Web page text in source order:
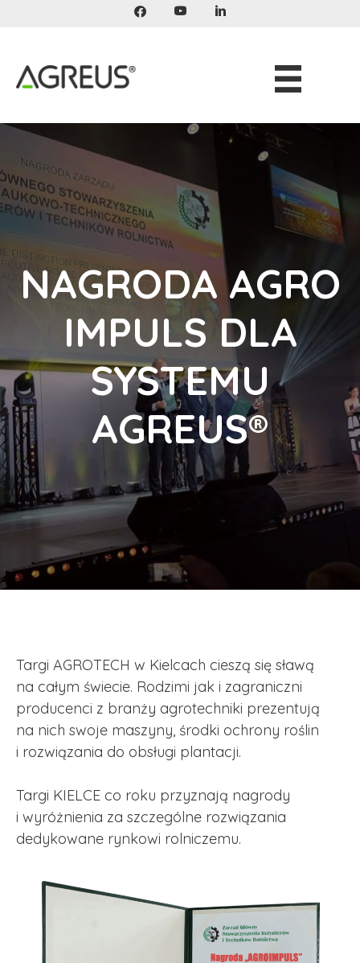
NAGRODA AGRO
IMPULS DLA
SYSTEMU
AGREUS®
Targi AGROTECH w Kielcach cieszą się sławą
na całym świecie. Rodzimi jak i zagraniczni
producenci z branży agrotechniki prezentują
na nich swoje maszyny, środki ochrony roślin
i rozwiązania do obsługi plantacji.
Targi KIELCE co roku przyznają nagrody
i wyróżnienia za szczególne rozwiązania
dedykowane rynkowi rolniczemu.